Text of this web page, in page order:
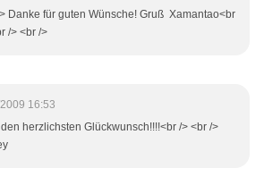
Danke für guten Wünsche! Gruß Xamantao<br
/> <br />
16:53
herzlichsten Glückwunsch!!!!<br /> <br />